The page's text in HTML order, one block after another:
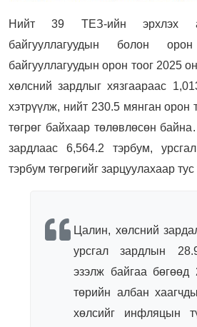
Нийт 39 ТЕЗ-ийн эрхлэх
байгууллагуудын болон
байгууллагуудын орон тоог 2025
хөлсний зардлыг хязгаараас
хэтрүүлж, нийт 230.5 мянган орон
төгрөг байхаар төлөвлөсөн
зардлаас 6,564.2 тэрбум,
тэрбум төгрөгийг зарцуулахаар
Цалин, хөлсний
урсгал зардлын
эзэлж байгаа бөгөөд
төрийн албан
хөлсийг инфляцын